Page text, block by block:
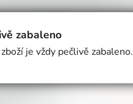
zabaleno
je vždy pečlivě zabaleno.